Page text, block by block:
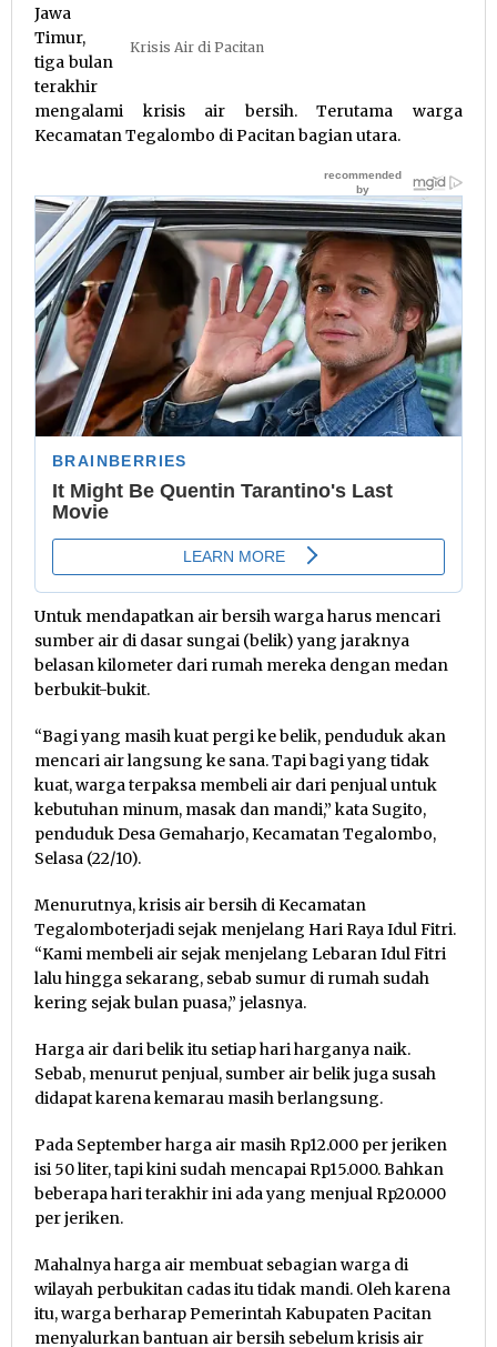
Krisis Air di Pacitan
Jawa
Timur,
tiga bulan
terakhir
mengalami krisis air bersih. Terutama warga
Kecamatan Tegalombo di Pacitan bagian utara.
Untuk mendapatkan air bersih warga harus mencari
sumber air di dasar sungai (belik) yang jaraknya
belasan kilometer dari rumah mereka dengan medan
berbukit-bukit.
“Bagi yang masih kuat pergi ke belik, penduduk akan
mencari air langsung ke sana. Tapi bagi yang tidak
kuat, warga terpaksa membeli air dari penjual untuk
kebutuhan minum, masak dan mandi,” kata Sugito,
penduduk Desa Gemaharjo, Kecamatan Tegalombo,
Selasa (22/10).
Menurutnya, krisis air bersih di Kecamatan
Tegalomboterjadi sejak menjelang Hari Raya Idul Fitri.
“Kami membeli air sejak menjelang Lebaran Idul Fitri
lalu hingga sekarang, sebab sumur di rumah sudah
kering sejak bulan puasa,” jelasnya.
Harga air dari belik itu setiap hari harganya naik.
Sebab, menurut penjual, sumber air belik juga susah
didapat karena kemarau masih berlangsung.
Pada September harga air masih Rp12.000 per jeriken
isi 50 liter, tapi kini sudah mencapai Rp15.000. Bahkan
beberapa hari terakhir ini ada yang menjual Rp20.000
per jeriken.
Mahalnya harga air membuat sebagian warga di
wilayah perbukitan cadas itu tidak mandi. Oleh karena
itu, warga berharap Pemerintah Kabupaten Pacitan
menyalurkan bantuan air bersih sebelum krisis air